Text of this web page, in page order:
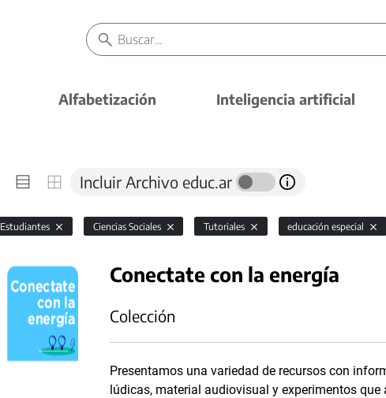
Alfabetización Inteligencia artificial
Incluir Archivo educ.ar
Estudiantes Ciencias Sociales Tutoriales educación especial
Conectate con la energía
Colección
Presentamos una variedad de recursos con
lúdicas, material audiovisual y experimentos